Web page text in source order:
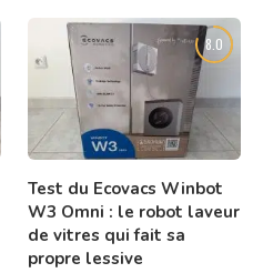
8.0
Test du Ecovacs Winbot
W3 Omni : le robot laveur
de vitres qui fait sa
propre lessive